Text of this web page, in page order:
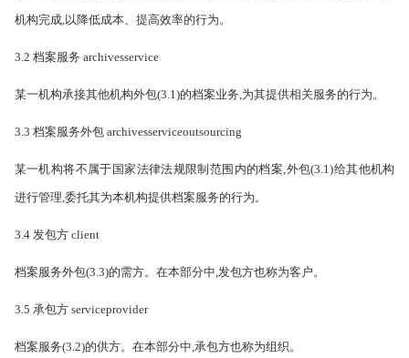
机构完成,以降低成本、提高效率的行为。
3.2 档案服务 archivesservice
某一机构承接其他机构外包(3.1)的档案业务,为其提供相关服务的行为。
3.3 档案服务外包 archivesserviceoutsourcing
某一机构将不属于国家法律法规限制范围内的档案,外包(3.1)给其他机构
进行管理,委托其为本机构提供档案服务的行为。
3.4 发包方 client
档案服务外包(3.3)的需方。在本部分中,发包方也称为客户。
3.5 承包方 serviceprovider
档案服务(3.2)的供方。在本部分中,承包方也称为组织。